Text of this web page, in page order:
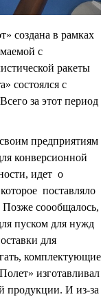
создана в рамках
с
ракеты
состоялся с
за этот период
предприятиям
конверсионной
идет о
поставляло
соообщалось,
пуском для нужд
для
комплектующие
изготавливал
продукции. И из-за